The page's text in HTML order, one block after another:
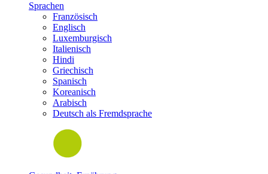
Sprachen
Französisch
Englisch
Luxemburgisch
Italienisch
Hindi
Griechisch
Spanisch
Koreanisch
Arabisch
Deutsch als Fremdsprache